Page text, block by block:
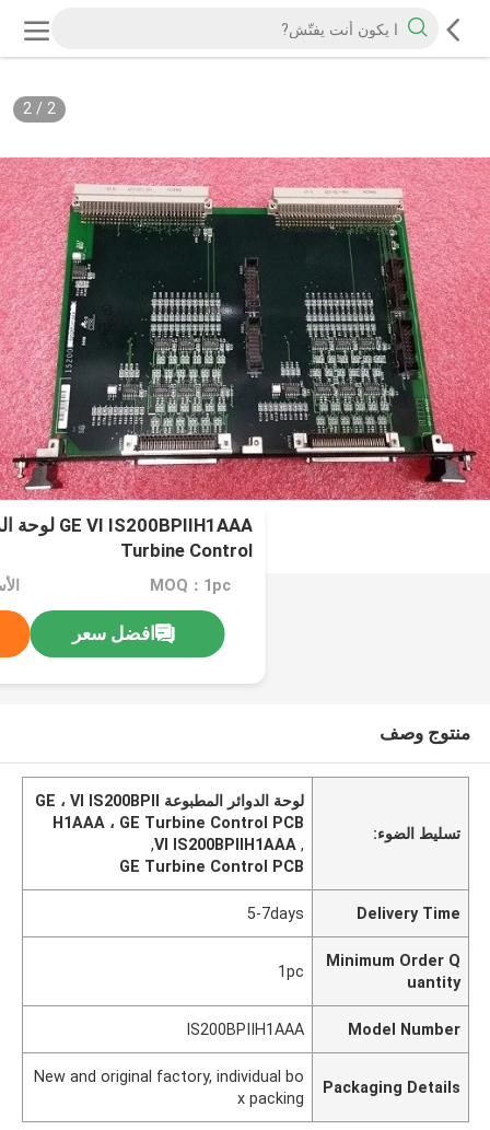
2
/
2
Turbine Control
MOQ：1pc
افضل سعر
منتوج وصف
تسليط الضوء:
لوحة الدوائر المطبوعة GE ، VI IS200BPII
H1AAA ، GE Turbine Control PCB
,
VI IS200BPIIH1AAA
,
GE Turbine Control PCB
Delivery Time
5-7days
Minimum Order Q
uantity
1pc
Model Number
IS200BPIIH1AAA
Packaging Details
New and original factory, individual bo
x packing